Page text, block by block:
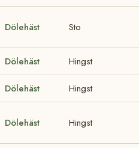
Dölehäst Sto
Dölehäst Hingst
Dölehäst Hingst
Dölehäst Hingst